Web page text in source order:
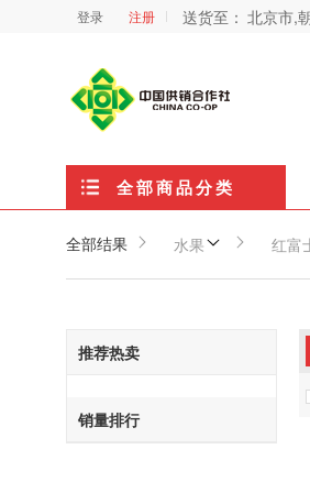
登录 注册 送货至： 北京市,
全部商品分类
全部结果 水果 红富
推荐热卖
销量排行